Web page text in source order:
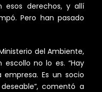
esos derechos, y allí
Pero han pasado
del Ambiente,
no lo es. “Hay
Es un socio
comentó a